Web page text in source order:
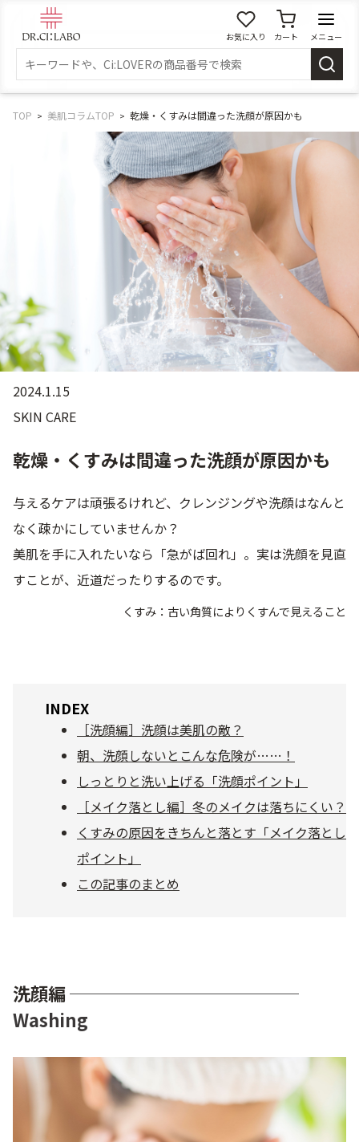
お気に入り カート メニュー
マイページ
商品カテゴリーから探す
角質・導入美容液 化粧水
乳液 美容液
ゲル
マスク
商品カテゴリーから探す TOP
プロダクトラインから探す
VC100ライン
エンリッチリフトライン
エンリッチ メディカリフトライン
お悩みから探す
ベストコスメ受賞商品
TOP 美肌コラムTOP 乾燥・くすみは間違った洗顔が原因かも
2024.1.15
SKIN CARE
乾燥・くすみは間違った洗顔が原因かも
与えるケアは頑張るけれど、クレンジングや洗顔はなんと
なく疎かにしていませんか？
美肌を手に入れたいなら「急がば回れ」。実は洗顔を見直
すことが、近道だったりするのです。
くすみ：古い角質によりくすんで見えること
INDEX
［洗顔編］洗顔は美肌の敵？
朝、洗顔しないとこんな危険が……！
しっとりと洗い上げる「洗顔ポイント」
［メイク落とし編］冬のメイクは落ちにくい？
くすみの原因をきちんと落とす「メイク落とし
ポイント」
この記事のまとめ
洗顔編─────────────
Washing